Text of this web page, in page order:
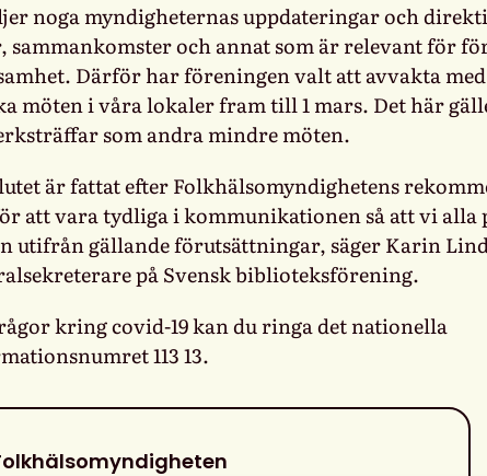
noga myndigheternas uppdateringar och
sammankomster och annat som är relevant för
Därför har föreningen valt att avvakta
möten i våra lokaler fram till 1 mars. Det här
som andra mindre möten.
är fattat efter Folkhälsomyndighetens
att vara tydliga i kommunikationen så att vi alla
utifrån gällande förutsättningar, säger Karin
på Svensk biblioteksförening.
kring covid-19 kan du ringa det nationella
113 13.